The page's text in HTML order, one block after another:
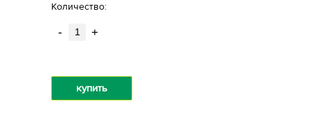
Количество:
- +
купить